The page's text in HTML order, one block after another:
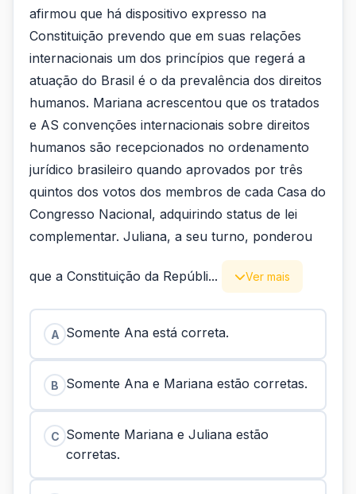
afirmou que há dispositivo expresso na
Constituição prevendo que em suas relações
internacionais um dos princípios que regerá a
atuação do Brasil é o da prevalência dos direitos
humanos. Mariana acrescentou que os tratados
e AS convenções internacionais sobre direitos
humanos são recepcionados no ordenamento
jurídico brasileiro quando aprovados por três
quintos dos votos dos membros de cada Casa do
Congresso Nacional, adquirindo status de lei
complementar. Juliana, a seu turno, ponderou
que a Constituição da Repúbli... Ver mais
A Somente Ana está correta.
B Somente Ana e Mariana estão corretas.
C Somente Mariana e Juliana estão
corretas.